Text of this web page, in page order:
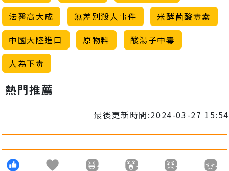
法醫高大成
無差別殺人事件
米酵菌酸毒素
中國大陸進口
原物料
酸湯子中毒
人為下毒
熱門推薦
最後更新時間:2024-03-27 15:54